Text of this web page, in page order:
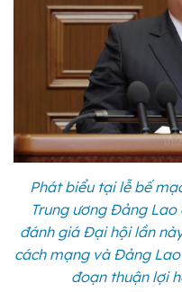
Phát biểu tại lễ bế
Trung ương Đảng Lao
đánh giá Đại hội lần
cách mạng và Đảng
đoạn thuận lợi